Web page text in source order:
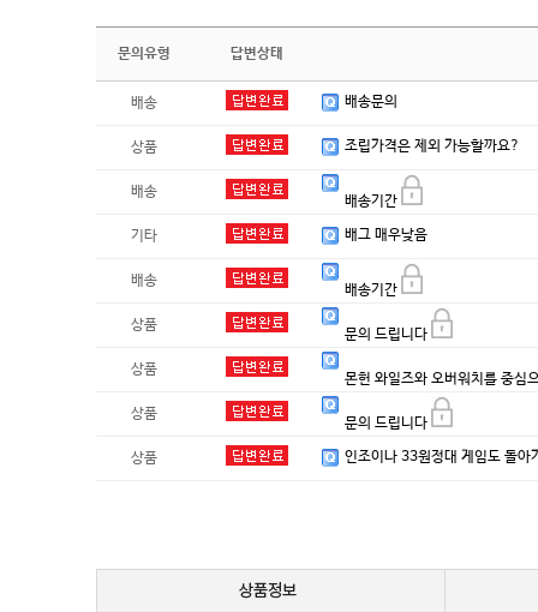
문의유형 답변상태
배송 배송문의
상품 조립가격은 제외 가능할까요?
배송
배송기간
기타 배그 매우낮음
배송
배송기간
상품
문의 드립니다
상품
몬헌 와일즈와 오버워치를 중심
상품
문의 드립니다
상품 인조이나 33원정대 게임도 돌아